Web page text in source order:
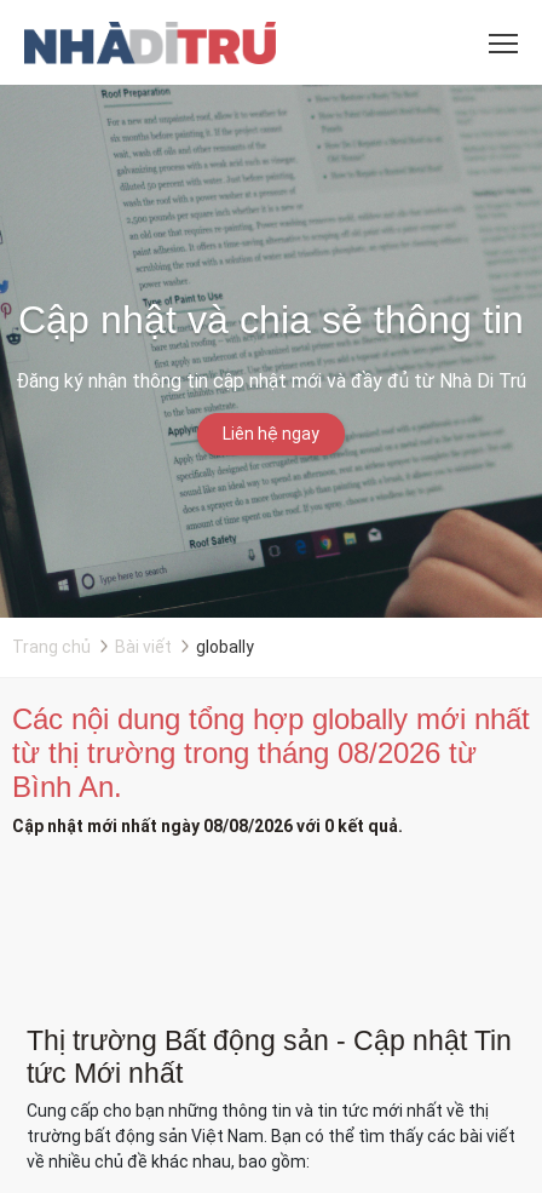
Cập nhật và chia sẻ thông tin
Đăng ký nhận thông tin cập nhật mới và đầy đủ từ Nhà Di Trú
Liên hệ ngay
Trang chủ Bài viết globally
Các nội dung tổng hợp globally mới nhất
từ thị trường trong tháng 08/2026 từ
Bình An.
Cập nhật mới nhất ngày 08/08/2026 với 0 kết quả.
Thị trường Bất động sản - Cập nhật Tin
tức Mới nhất
Cung cấp cho bạn những thông tin và tin tức mới nhất về thị
trường bất động sản Việt Nam. Bạn có thể tìm thấy các bài viết
về nhiều chủ đề khác nhau, bao gồm: